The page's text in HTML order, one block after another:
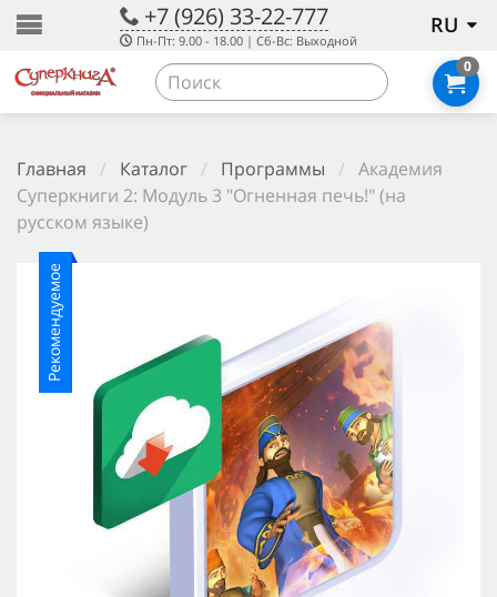
+7 (926) 33-22-777
Пн-Пт: 9.00 - 18.00 | Сб-Вс: Выходной
RU
0
Главная / Каталог / Программы / Академия
Суперкниги 2: Модуль 3 "Огненная печь!" (на
русском языке)
Рекомендуемое